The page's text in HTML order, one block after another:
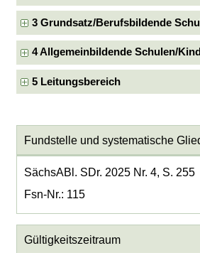
3 Grundsatz/Berufsbildende
4 Allgemeinbildende Schulen/
5 Leitungsbereich
Fundstelle und systematische
SächsABl. SDr. 2025 Nr. 4, S. 255
Fsn-Nr.: 115
Gültigkeitszeitraum